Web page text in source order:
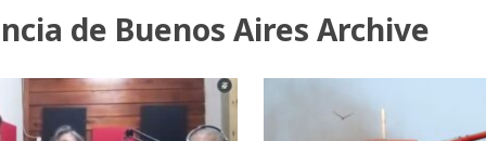
de Buenos Aires Archive